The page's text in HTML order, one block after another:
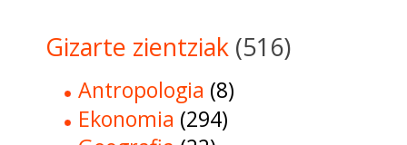
Gizarte zientziak (516)
Antropologia (8)
Ekonomia (294)